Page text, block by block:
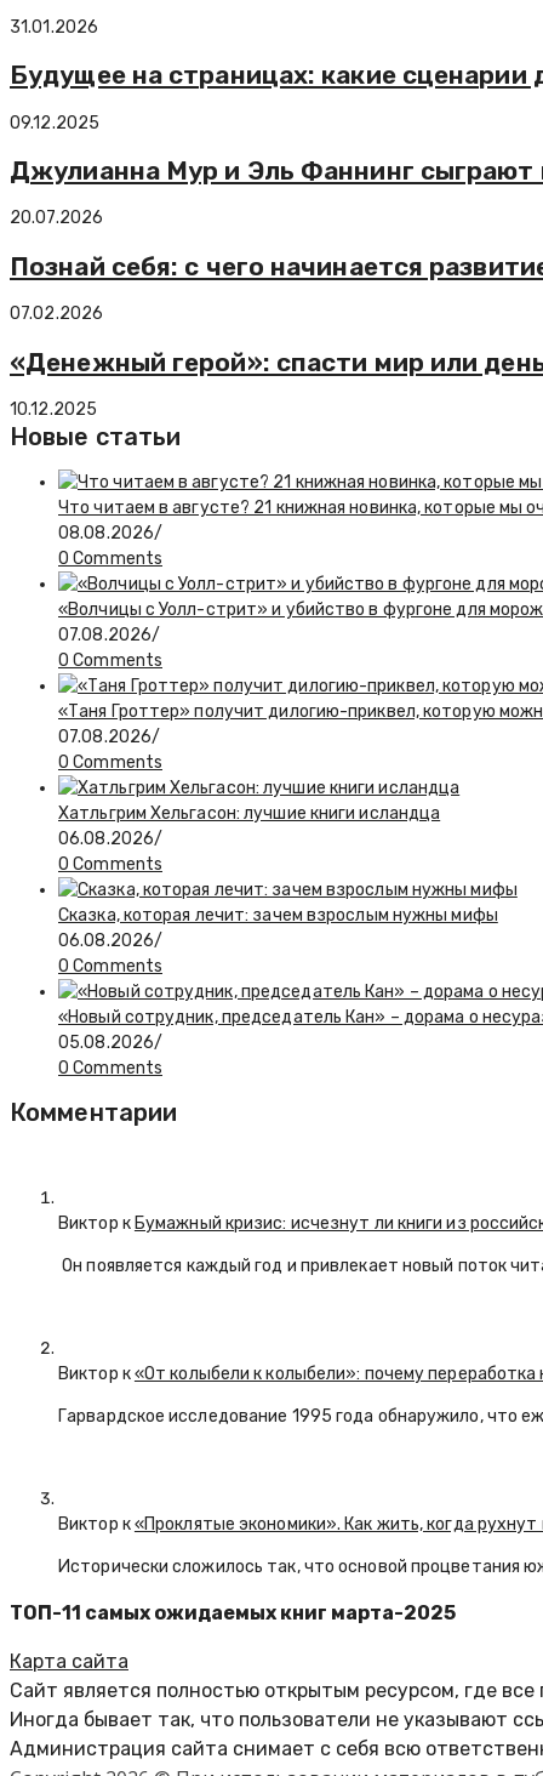
31.01.2026
Будущее на страницах: какие сценарии
09.12.2025
Джулианна Мур и Эль Фаннинг сыграют
20.07.2026
Познай себя: с чего начинается
07.02.2026
«Денежный герой»: спасти мир или
10.12.2025
Новые статьи
Что читаем в августе? 21 книжная новинка, которые мы
08.08.2026/
0 Comments
«Волчицы с Уолл-стрит» и убийство в фургоне для
07.08.2026/
0 Comments
«Таня Гроттер» получит дилогию-приквел, которую
07.08.2026/
0 Comments
Хатльгрим Хельгасон: лучшие книги исландца
06.08.2026/
0 Comments
Сказка, которая лечит: зачем взрослым нужны мифы
06.08.2026/
0 Comments
«Новый сотрудник, председатель Кан» – дорама о
05.08.2026/
0 Comments
Комментарии
Виктор к Бумажный кризис: исчезнут ли книги из
Он появляется каждый год и привлекает новый поток
Виктор к«От колыбели к колыбели»: почему переработка
Гарвардское исследование 1995 года обнаружило, что
Виктор к«Проклятые экономики». Как жить, когда
Исторически сложилось так, что основой
ТОП-11 самых ожидаемых книг марта-2025
Карта сайта
Сайт является полностью открытым ресурсом, где
Иногда бывает так, что пользователи не указывают
Администрация сайта снимает с себя всю